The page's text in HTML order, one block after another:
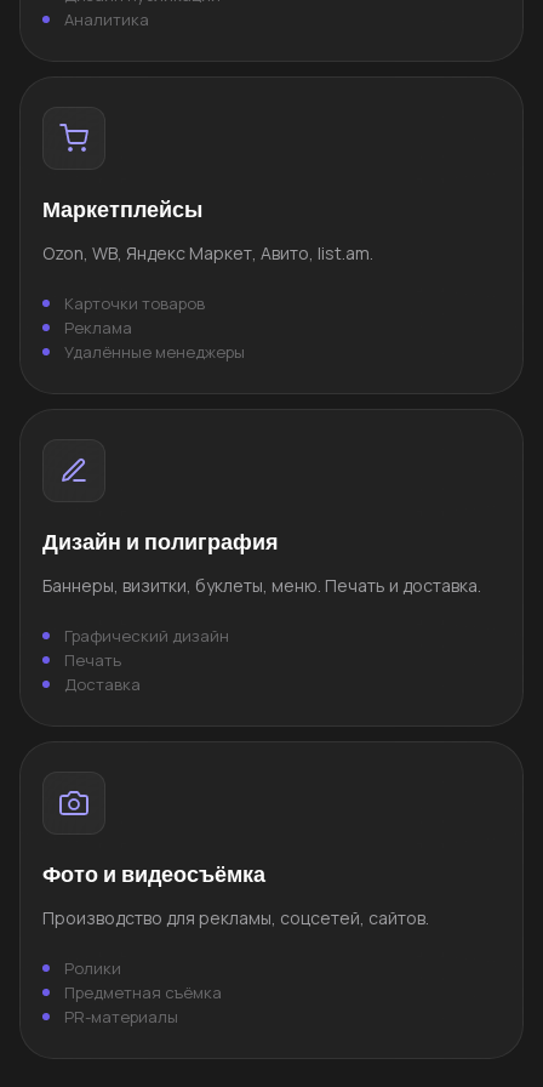
Аналитика
Маркетплейсы
Ozon, WB, Яндекс Маркет, Авито, list.am.
Карточки товаров
Реклама
Удалённые менеджеры
Дизайн и полиграфия
Баннеры, визитки, буклеты, меню. Печать и доставка.
Графический дизайн
Печать
Доставка
Фото и видеосъёмка
Производство для рекламы, соцсетей, сайтов.
Ролики
Предметная съёмка
PR-материалы